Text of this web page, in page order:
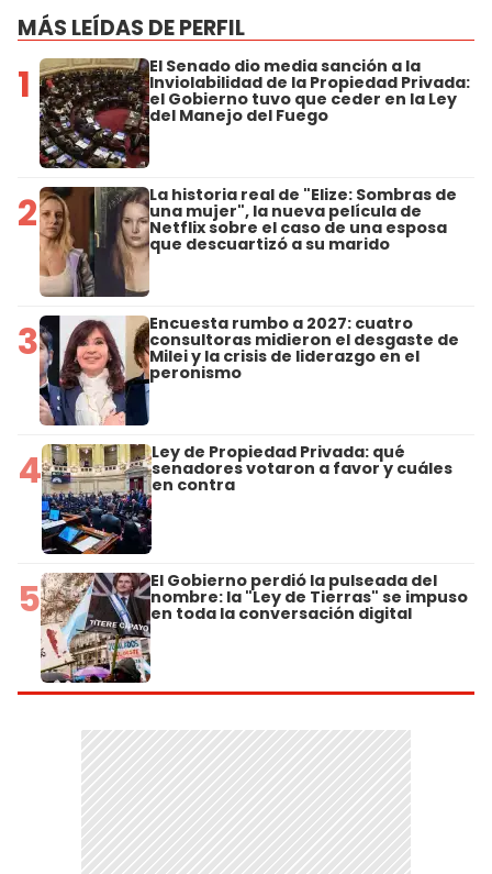
MÁS LEÍDAS DE PERFIL
1 El Senado dio media sanción a la
Inviolabilidad de la Propiedad Privada:
el Gobierno tuvo que ceder en la Ley
del Manejo del Fuego
2 La historia real de "Elize: Sombras de
una mujer", la nueva película de
Netflix sobre el caso de una esposa
que descuartizó a su marido
3 Encuesta rumbo a 2027: cuatro
consultoras midieron el desgaste de
Milei y la crisis de liderazgo en el
peronismo
4 Ley de Propiedad Privada: qué
senadores votaron a favor y cuáles
en contra
5 El Gobierno perdió la pulseada del
nombre: la "Ley de Tierras" se impuso
en toda la conversación digital